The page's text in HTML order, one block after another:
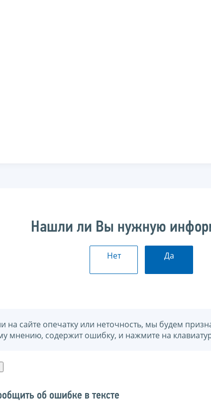
Нашли ли Вы нужную
Нет Да
на сайте опечатку или неточность, мы будем
мнению, содержит ошибку, и нажмите на
об ошибке в тексте